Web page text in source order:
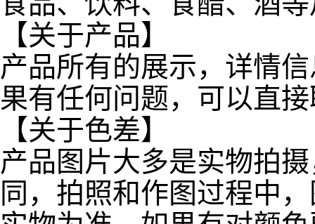
【关于产品】
产品所有的展示，详情
果有任何问题，可以直
【关于色差】
产品图片大多是实物拍
同，拍照和作图过程中